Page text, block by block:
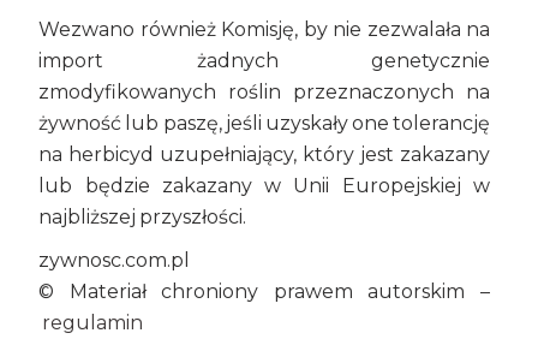
Wezwano również Komisję, by nie zezwalała na
import żadnych genetycznie
zmodyfikowanych roślin przeznaczonych na
żywność lub paszę, jeśli uzyskały one tolerancję
na herbicyd uzupełniający, który jest zakazany
lub będzie zakazany w Unii Europejskiej w
najbliższej przyszłości.
zywnosc.com.pl
© Materiał chroniony prawem autorskim –
regulamin